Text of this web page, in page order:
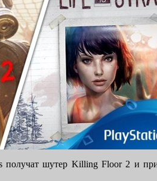
шутер Killing Floor 2 и